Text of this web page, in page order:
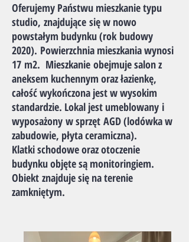
Oferujemy Państwu mieszkanie typu
studio, znajdujące się w nowo
powstałym budynku (rok budowy
2020). Powierzchnia mieszkania wynosi
17 m2. Mieszkanie obejmuje salon z
aneksem kuchennym oraz łazienkę,
całość wykończona jest w wysokim
standardzie. Lokal jest umeblowany i
wyposażony w sprzęt AGD (lodówka w
zabudowie, płyta ceramiczna).
Klatki schodowe oraz otoczenie
budynku objęte są monitoringiem.
Obiekt znajduje się na terenie
zamkniętym.